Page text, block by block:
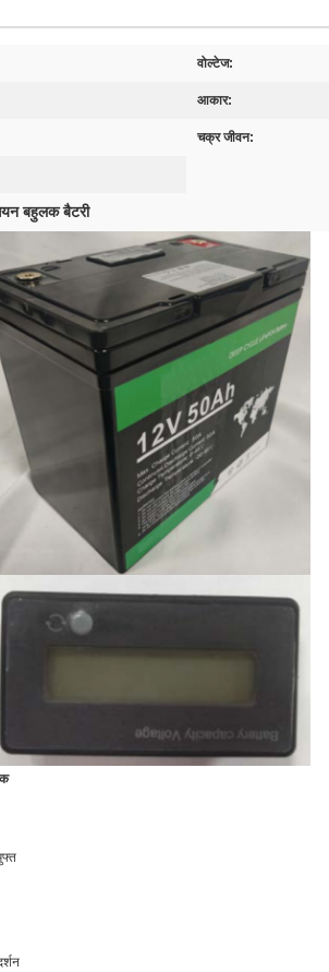
वोल्टेज:
आकार:
चक्र जीवन:
बहुलक बैटरी